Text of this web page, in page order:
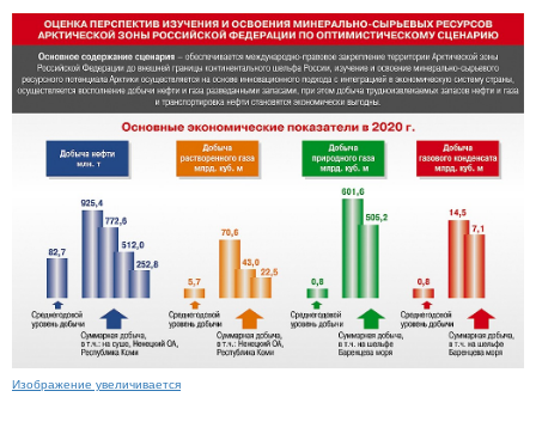
Изображение увеличивается